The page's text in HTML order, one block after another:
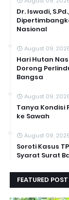
Dr. Iswadi,
Nasional
August 09,
Hari Hutan
Dorong
Bangsa
August 09,
Tanya Kondisi
ke Sawah
August 09,
Soroti Kasus
Syarat Surat
FEATURED POST